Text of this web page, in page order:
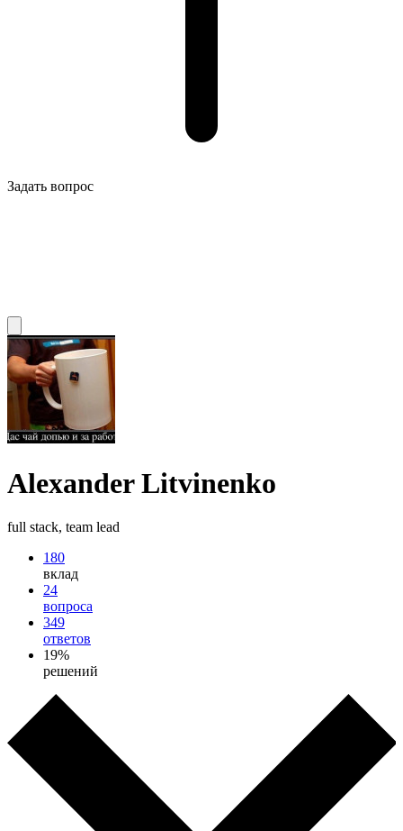
Задать вопрос
Alexander Litvinenko
full stack, team lead
180
вклад
24
вопроса
349
ответов
19%
решений